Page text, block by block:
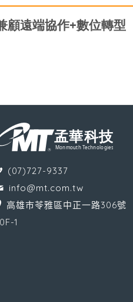
(07)727-9337
info@mt.com.tw
高雄市苓雅區中正一路306號
1